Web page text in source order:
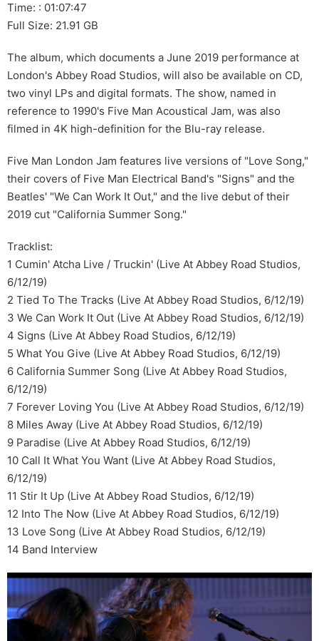
Time: : 01:07:47
Full Size: 21.91 GB
The album, which documents a June 2019 performance at
London's Abbey Road Studios, will also be available on CD,
two vinyl LPs and digital formats. The show, named in
reference to 1990's Five Man Acoustical Jam, was also
filmed in 4K high-definition for the Blu-ray release.
Five Man London Jam features live versions of "Love Song,"
their covers of Five Man Electrical Band's "Signs" and the
Beatles' "We Can Work It Out," and the live debut of their
2019 cut "California Summer Song."
Tracklist:
1 Cumin' Atcha Live / Truckin' (Live At Abbey Road Studios,
6/12/19)
2 Tied To The Tracks (Live At Abbey Road Studios, 6/12/19)
3 We Can Work It Out (Live At Abbey Road Studios, 6/12/19)
4 Signs (Live At Abbey Road Studios, 6/12/19)
5 What You Give (Live At Abbey Road Studios, 6/12/19)
6 California Summer Song (Live At Abbey Road Studios,
6/12/19)
7 Forever Loving You (Live At Abbey Road Studios, 6/12/19)
8 Miles Away (Live At Abbey Road Studios, 6/12/19)
9 Paradise (Live At Abbey Road Studios, 6/12/19)
10 Call It What You Want (Live At Abbey Road Studios,
6/12/19)
11 Stir It Up (Live At Abbey Road Studios, 6/12/19)
12 Into The Now (Live At Abbey Road Studios, 6/12/19)
13 Love Song (Live At Abbey Road Studios, 6/12/19)
14 Band Interview